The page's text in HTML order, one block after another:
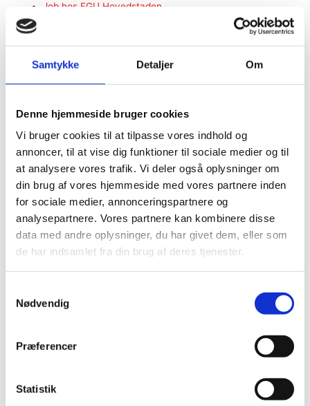
Samtykke Detaljer Om
Denne hjemmeside bruger cookies
Vi bruger cookies til at tilpasse vores indhold og
annoncer, til at vise dig funktioner til sociale medier og til
at analysere vores trafik. Vi deler også oplysninger om
din brug af vores hjemmeside med vores partnere inden
for sociale medier, annonceringspartnere og
analysepartnere. Vores partnere kan kombinere disse
data med andre oplysninger, du har givet dem, eller som
de har indsamlet fra din brug af deres tjenester.
Nødvendig
Præferencer
Statistik
Job hos FGU Hovedstaden
årsrapporter
Privatlivspolitik
Antimobbestrategi
Indsamling af personoplysninger
Bestilling af materialer
Intranet for ansatte
Smiley-ordning
NYT
Forside
Skoler & Hold
Intro
Ledige pladser på hold